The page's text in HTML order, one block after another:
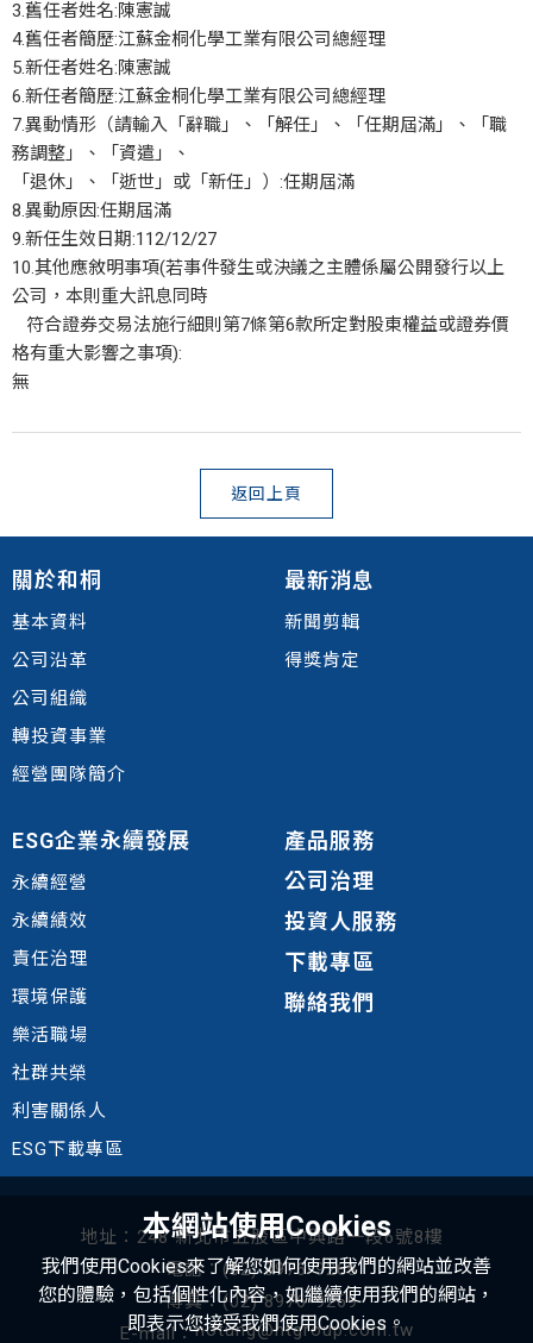
3.舊任者姓名:陳憲誠
4.舊任者簡歷:江蘇金桐化學工業有限公司總經理
5.新任者姓名:陳憲誠
6.新任者簡歷:江蘇金桐化學工業有限公司總經理
7.異動情形（請輸入「辭職」、「解任」、「任期屆滿」、「職
務調整」、「資遣」、
「退休」、「逝世」或「新任」）:任期屆滿
8.異動原因:任期屆滿
9.新任生效日期:112/12/27
10.其他應敘明事項(若事件發生或決議之主體係屬公開發行以上
公司，本則重大訊息同時
符合證券交易法施行細則第7條第6款所定對股東權益或證券價
格有重大影響之事項):
無
返回上頁
關於和桐
基本資料
公司沿革
公司組織
轉投資事業
經營團隊簡介
最新消息
新聞剪輯
得獎肯定
ESG企業永續發展
永續經營
永續績效
責任治理
環境保護
樂活職場
社群共榮
利害關係人
ESG下載專區
產品服務
公司治理
投資人服務
下載專區
聯絡我們
地址：248 新北市五股區中興路一段6號8樓
電話：(02) 8976-9268
傳真：(02) 8976-9269
E-mail：hotung@htgroup.com.tw
本網站使用Cookies
我們使用Cookies來了解您如何使用我們的網站並改善
您的體驗，包括個性化內容，如繼續使用我們的網站，
即表示您接受我們使用Cookies。